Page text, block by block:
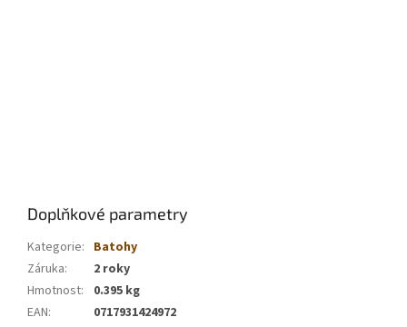
Doplňkové parametry
Kategorie: Batohy
Záruka:
2 roky
Hmotnost:
0.395 kg
EAN: 0717931424972